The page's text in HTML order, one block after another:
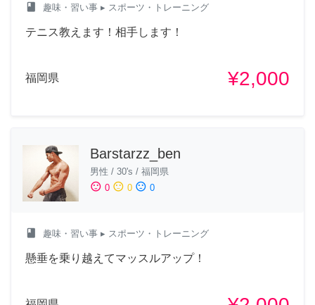
class 趣味・習い事 ▸ スポーツ・トレーニング
テニス教えます！相手します！
福岡県 ¥2,000
Barstarzz_ben
男性 / 30's / 福岡県
sentiment_satisfied 0 sentiment_neutral 0 sentiment_dissatisfied 0
class 趣味・習い事 ▸ スポーツ・トレーニング
懸垂を乗り越えてマッスルアップ！